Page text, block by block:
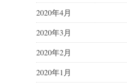
2020年4月
2020年3月
2020年2月
2020年1月